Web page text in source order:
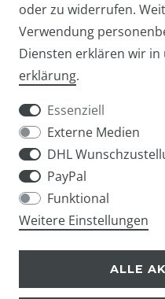
Impressum
oder zu widerrufen.
Verwendung
Diensten erklären wir in
erklärung.
Essenziell
Externe Medien
DHL
PayPal
Funktional
Weitere Einstellungen
ALLE